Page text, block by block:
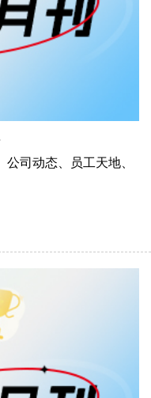
司动态、员工天地、